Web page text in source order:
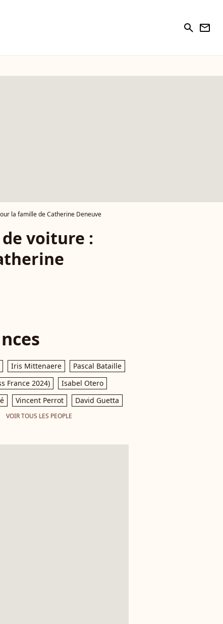
search newsletter
la famille de Catherine Deneuve
voiture :
Iris Mittenaere
Pascal Bataille
France 2024)
Isabel Otero
Vincent Perrot David Guetta
VOIR TOUS LES PEOPLE